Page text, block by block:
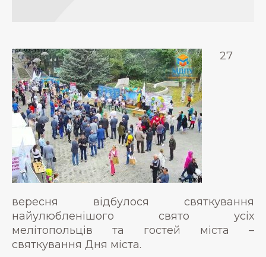
27
вересня відбулося святкування
найулюбленішого свято усіх
мелітопольців та гостей міста –
святкування Дня міста.